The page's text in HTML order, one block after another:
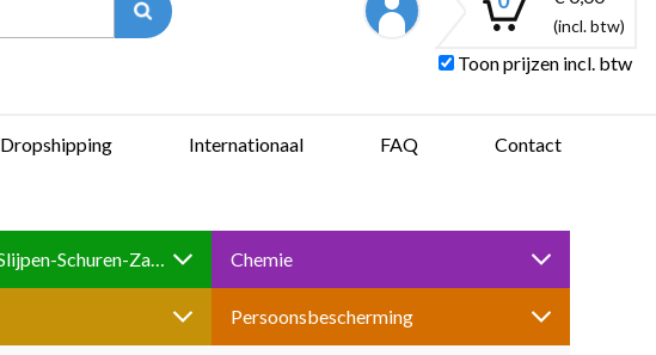
(incl. btw)
Toon prijzen incl. btw
Dropshipping Internationaal FAQ Contact
Boren-Tappen-Slijpen-Schuren-Zagen Chemie
Persoonsbescherming